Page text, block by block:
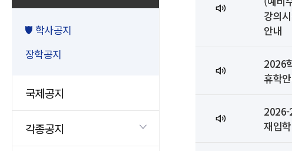
학사공지
장학공지
국제공지
각종공지
강의
안내
2026
휴학
2026-
재입